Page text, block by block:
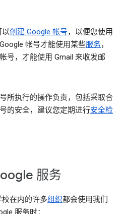
以创建 Google 帐号，以便您使用
帐号才能使用某些服务，
号，才能使用 Gmail 来收发邮
所执行的操作负责，包括采取合
的安全，建议您定期进行安全检
服务
在内的许多组织都会使用我们
服务时：